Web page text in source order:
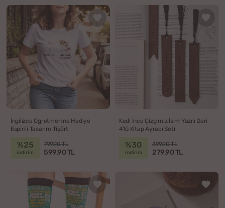
İngilizce Öğretmenine Hediye
Espirili Tasarım Tişört
%25
indirim
799.90 TL
599.90 TL
Kedi İnce Çizgimiz İsim Yazılı Deri
4'lü Kitap Ayracı Seti
%30
indirim
399.90 TL
279.90 TL